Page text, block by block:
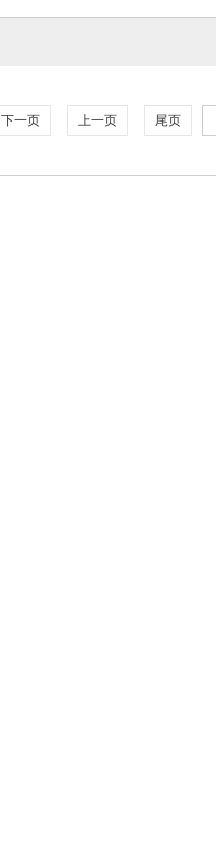
下一页 上一页 尾页